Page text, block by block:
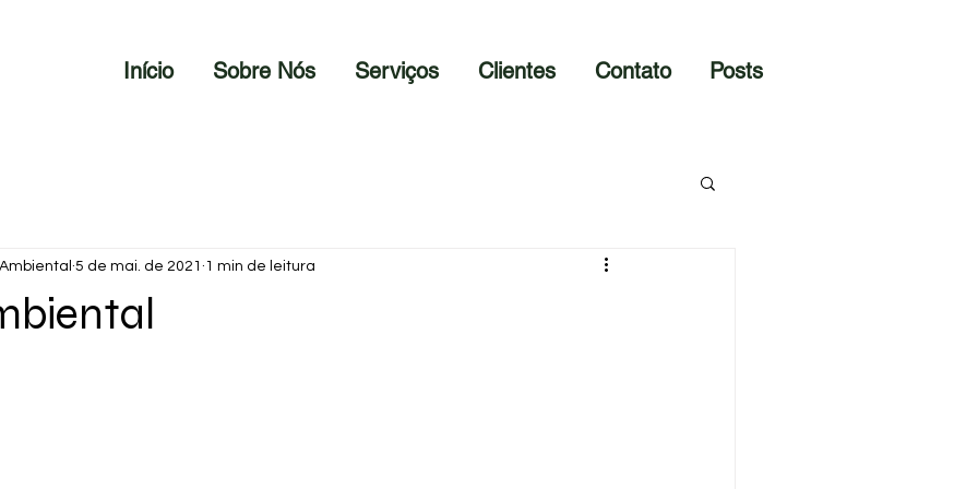
Início Sobre Nós Serviços Clientes Contato Posts
5 de mai. de 2021 1 min de leitura